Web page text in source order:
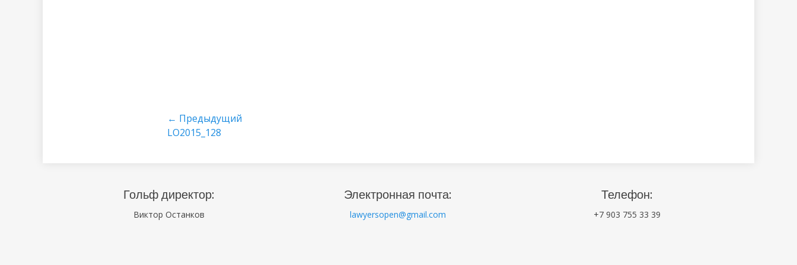
Навигация
по
← Предыдущий
Предыдущий
LO2015_128
Гольф директор:
Виктор Останков
Электронная почта:
lawyersopen@gmail.com
Телефон:
+7 903 755 33 39